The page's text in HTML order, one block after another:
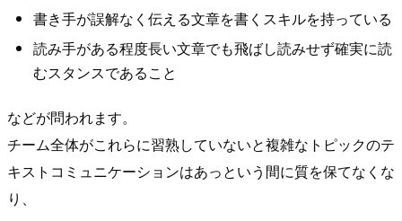
書き手が誤解なく伝える文章を書くスキルを持っている
読み手がある程度長い文章でも飛ばし読みせず確実に読
むスタンスであること
などが問われます。
チーム全体がこれらに習熟していないと複雑なトピックのテ
キストコミュニケーションはあっという間に質を保てなくな
り、